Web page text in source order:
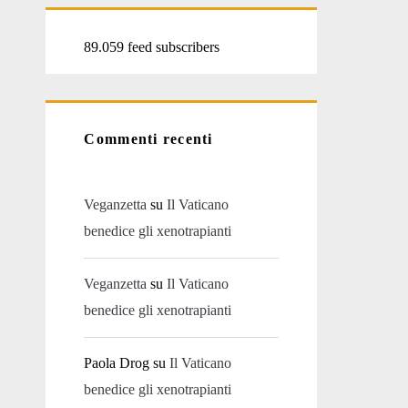
89.059 feed subscribers
Commenti recenti
Veganzetta suIl Vaticano
benedice gli xenotrapianti
Veganzetta suIl Vaticano
benedice gli xenotrapianti
Paola Drog suIl Vaticano
benedice gli xenotrapianti